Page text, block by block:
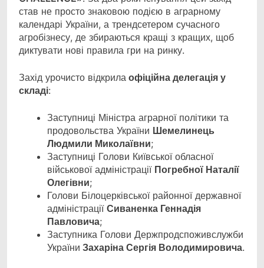
став не просто знаковою подією в аграрному
календарі України, а трендсетером сучасного
агробізнесу, де збираються кращі з кращих, щоб
диктувати нові правила гри на ринку.
Захід урочисто відкрила офіційна делегація у
складі:
Заступниці Міністра аграрної політики та
продовольства України Шемелинець
Людмили Миколаївни;
Заступниці Голови Київської обласної
військової адміністрації Погребної Наталії
Олегівни;
Голови Білоцерківської районної державної
адміністрації Сиваненка Геннадія
Павловича;
Заступника Голови Держпродспоживслужби
України Захаріна Сергія Володимировича.